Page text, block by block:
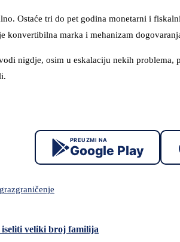
Ostaće tri do pet godina monetarni i
konvertibilna marka i mehanizam
nigdje, osim u eskalaciju nekih
PREUZMI NA
Google Play
razgraničenje
veliki broj familija